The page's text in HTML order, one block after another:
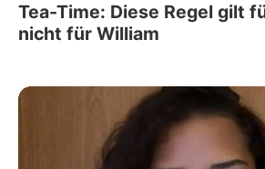
Tea-Time: Diese Regel gilt
nicht für William